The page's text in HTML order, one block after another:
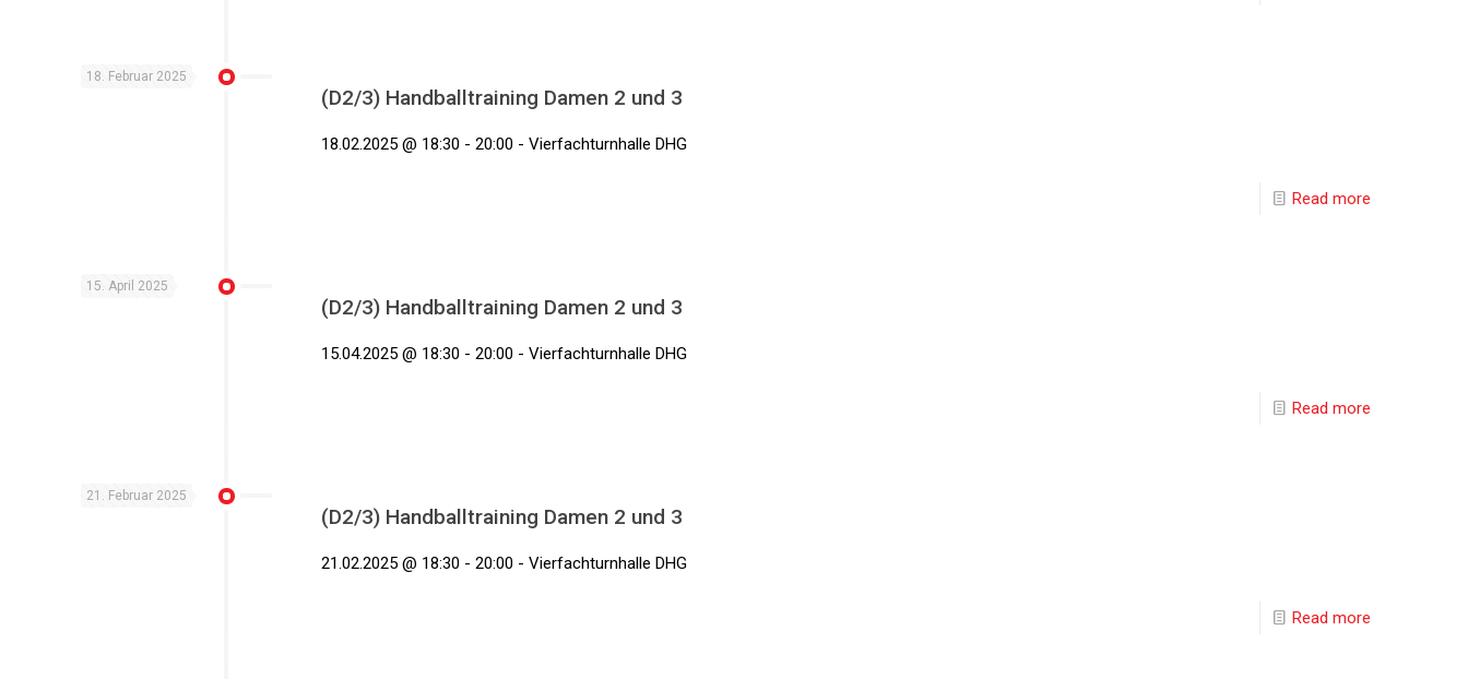
18. Februar 2025
(D2/3) Handballtraining Damen 2 und 3
18.02.2025 @ 18:30 - 20:00 - Vierfachturnhalle DHG
Read more
15. April 2025
(D2/3) Handballtraining Damen 2 und 3
15.04.2025 @ 18:30 - 20:00 - Vierfachturnhalle DHG
Read more
21. Februar 2025
(D2/3) Handballtraining Damen 2 und 3
21.02.2025 @ 18:30 - 20:00 - Vierfachturnhalle DHG
Read more